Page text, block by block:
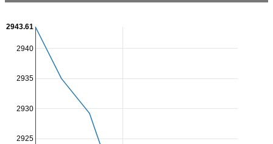
2925
2930
2935
2940
2943.61